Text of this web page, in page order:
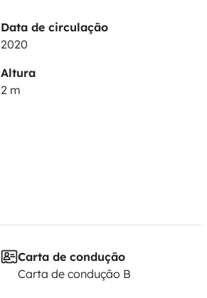
Data de circulação
2020
Altura
2 m
Carta de condução
Carta de condução B